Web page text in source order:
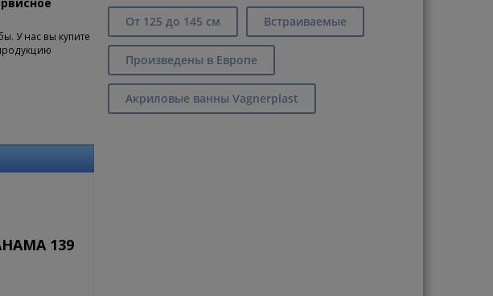
От 125 до 145 см Встраиваемые
Произведены в Европе
Акриловые ванны Vagnerplast
У нас вы купите
139